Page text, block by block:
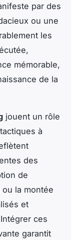
par des
ou une
les
mémorable,
de la
jouent un rôle
à
des
de
la montée
et
ces
garantit